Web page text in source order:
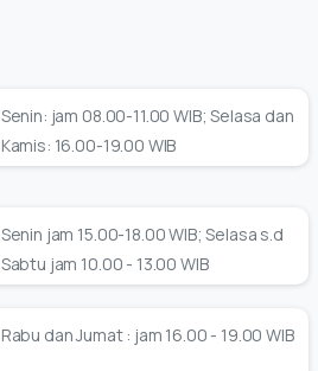
Senin: jam 08.00-11.00 WIB; Selasa dan
Kamis: 16.00-19.00 WIB
Senin jam 15.00-18.00 WIB; Selasa s.d
Sabtu jam 10.00 - 13.00 WIB
Rabu dan Jumat : jam 16.00 - 19.00 WIB